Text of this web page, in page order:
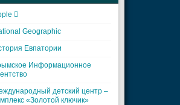

Geographic
Евпатории
Информационное
детский центр –
«Золотой ключик»